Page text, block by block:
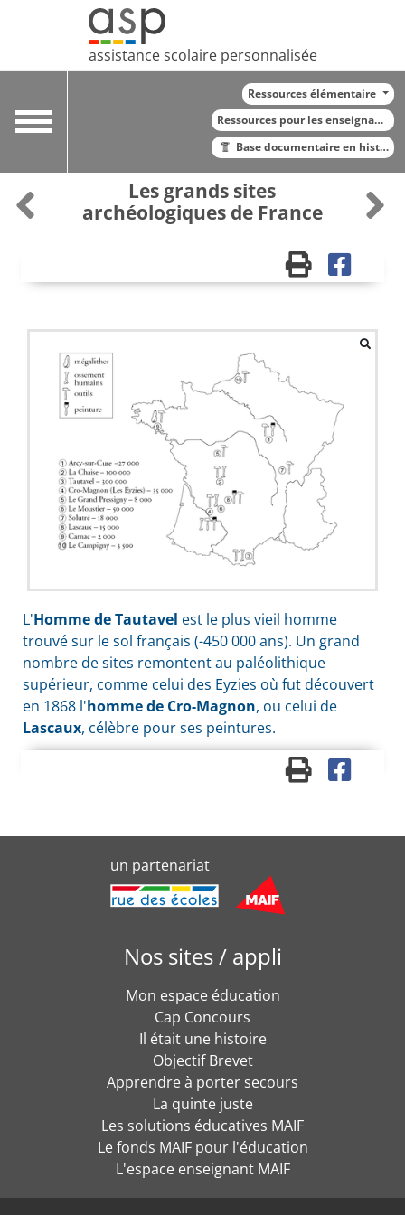
assistance scolaire personnalisée
Toggle
Ressources élémentaire
Ressources pour les enseignants
Base documentaire en histoire
Les grands sites
archéologiques de France
L'Homme de Tautavel est le plus vieil homme
trouvé sur le sol français (-450 000 ans). Un grand
nombre de sites remontent au paléolithique
supérieur, comme celui des Eyzies où fut découvert
en 1868 l'homme de Cro-Magnon, ou celui de
Lascaux, célèbre pour ses peintures.
un partenariat
Nos sites / appli
Mon espace éducation
Cap Concours
Il était une histoire
Objectif Brevet
Apprendre à porter secours
La quinte juste
Les solutions éducatives MAIF
Le fonds MAIF pour l'éducation
L'espace enseignant MAIF